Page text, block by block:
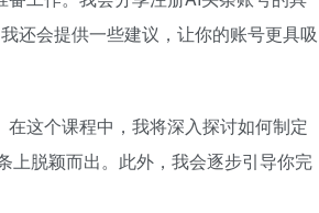
还会提供一些建议，让你的账号更具吸
这个课程中，我将深入探讨如何制定
上脱颖而出。此外，我会逐步引导你完